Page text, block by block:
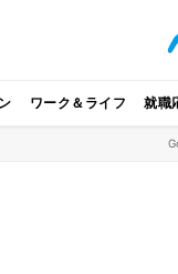
ワーク＆ライフ 就職